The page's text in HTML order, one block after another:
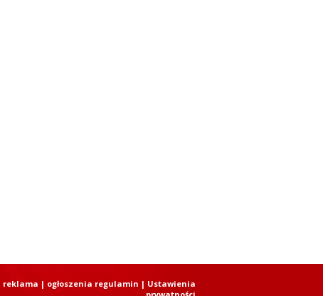
reklama | ogłoszenia regulamin | Ustawienia